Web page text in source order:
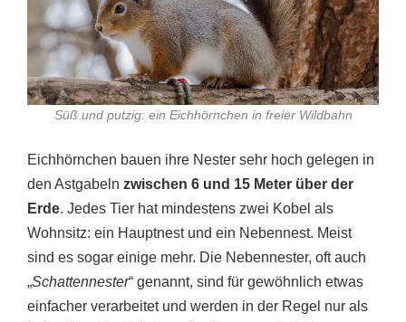
Süß und putzig: ein Eichhörnchen in freier Wildbahn
Eichhörnchen bauen ihre Nester sehr hoch gelegen in
den Astgabeln zwischen 6 und 15 Meter über der
Erde. Jedes Tier hat mindestens zwei Kobel als
Wohnsitz: ein Hauptnest und ein Nebennest. Meist
sind es sogar einige mehr. Die Nebennester, oft auch
„Schattennester“ genannt, sind für gewöhnlich etwas
einfacher verarbeitet und werden in der Regel nur als